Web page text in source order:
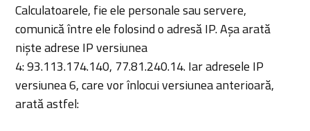
Calculatoarele, fie ele personale sau servere,
comunică între ele folosind o adresă IP. Așa arată
niște adrese IP versiunea
4: 93.113.174.140, 77.81.240.14. Iar adresele IP
versiunea 6, care vor înlocui versiunea anterioară,
arată astfel: